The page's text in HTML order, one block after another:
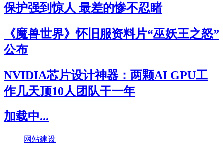
保护强到惊人 最差的惨不忍睹
《魔兽世界》怀旧服资料片“巫妖王之怒”
公布
NVIDIA芯片设计神器：两颗AI GPU工
作几天顶10人团队干一年
加载中...
网站建设